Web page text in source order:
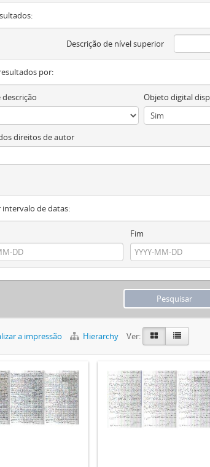
Descrição de nível superior
por:
descrição Objeto digital
direitos de autor
intervalo de datas:
Fim
a impressão Hierarchy Ver: